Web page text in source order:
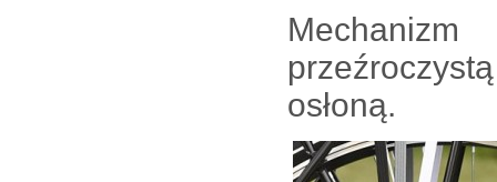
osłoną.